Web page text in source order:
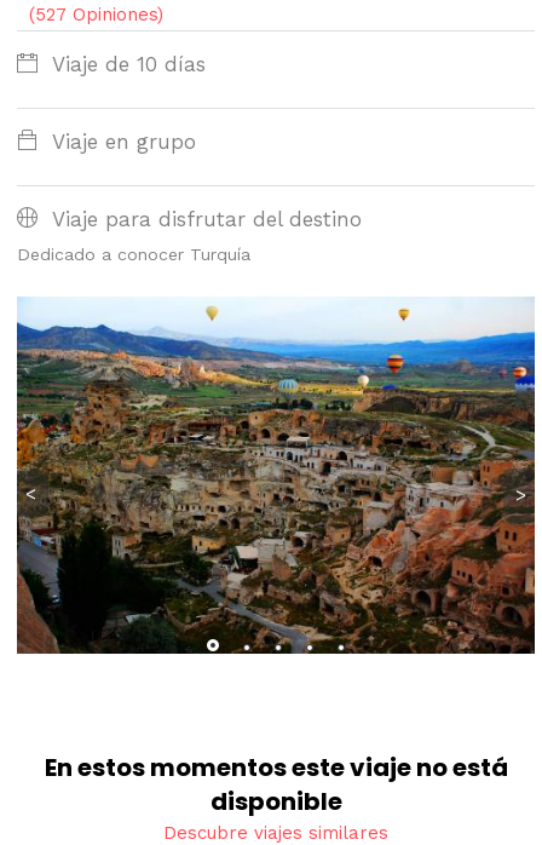
(527 Opiniones)
Viaje de 10 días
Viaje en grupo
Viaje para disfrutar del destino
Dedicado a conocer Turquía
< >
En estos momentos este viaje no está
disponible
Descubre viajes similares